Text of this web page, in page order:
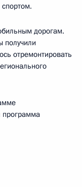
дорогам.
отремонтировать
программа